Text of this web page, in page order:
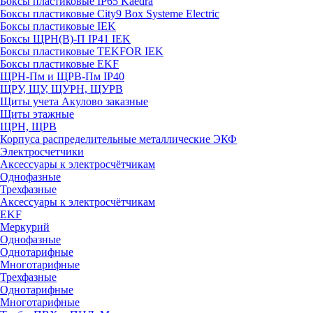
Боксы пластиковые City9 Box Systeme Electric
Боксы пластиковые IEK
Боксы ЩРН(В)-П IP41 IEK
Боксы пластиковые TEKFOR IEK
Боксы пластиковые EKF
ЩРН-Пм и ЩРВ-Пм IP40
ЩРУ, ЩУ, ЩУРН, ЩУРВ
Щиты учета Акулово заказные
Щиты этажные
ЩРН, ЩРВ
Корпуса распределительные металлические ЭКФ
Электросчетчики
Аксессуары к электросчётчикам
Однофазные
Трехфазные
Аксессуары к электросчётчикам
EKF
Меркурий
Однофазные
Однотарифные
Многотарифные
Трехфазные
Однотарифные
Многотарифные